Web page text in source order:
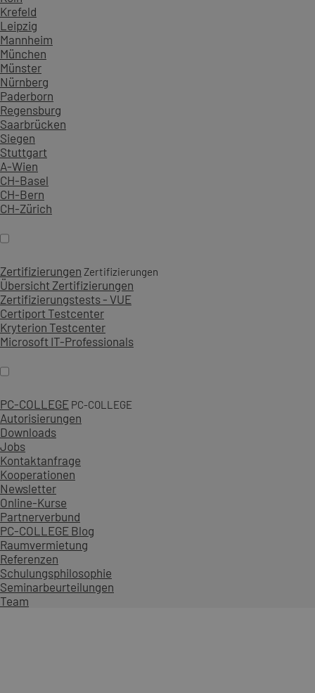
Krefeld
Leipzig
Mannheim
München
Münster
Nürnberg
Paderborn
Regensburg
Saarbrücken
Siegen
Stuttgart
A-Wien
CH-Basel
CH-Bern
CH-Zürich
Zertifizierungen Zertifizierungen
Übersicht Zertifizierungen
Zertifizierungstests - VUE
Certiport Testcenter
Kryterion Testcenter
Microsoft IT-Professionals
PC-COLLEGE PC-COLLEGE
Autorisierungen
Downloads
Jobs
Kontaktanfrage
Kooperationen
Newsletter
Online-Kurse
Partnerverbund
PC-COLLEGE Blog
Raumvermietung
Referenzen
Schulungsphilosophie
Seminarbeurteilungen
Team